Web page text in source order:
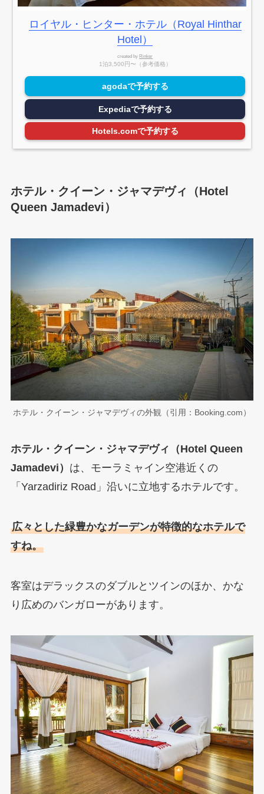
ロイヤル・ヒンター・ホテル（Royal Hinthar
Hotel）
created by Rinker
1泊3,500円〜（参考価格）
agodaで予約する
Expediaで予約する
Hotels.comで予約する
ホテル・クイーン・ジャマデヴィ（Hotel
Queen Jamadevi）
ホテル・クイーン・ジャマデヴィの外観（引用：Booking.com）
ホテル・クイーン・ジャマデヴィ（Hotel Queen
Jamadevi） は、モーラミャイン空港近くの
「Yarzadiriz Road」沿いに立地するホテルです。
広々とした緑豊かなガーデンが特徴的なホテルで
すね。
客室はデラックスのダブルとツインのほか、かな
り広めのバンガローがあります。